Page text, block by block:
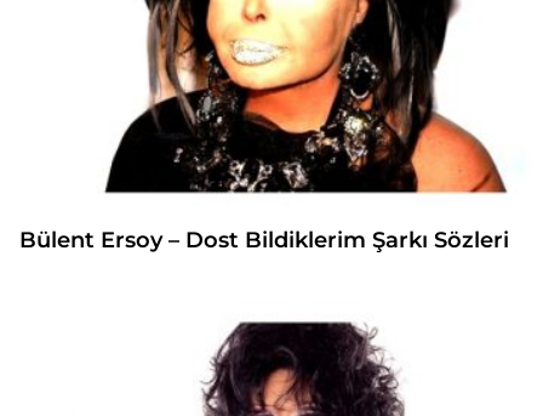
Bülent Ersoy – Dost Bildiklerim Şarkı Sözleri